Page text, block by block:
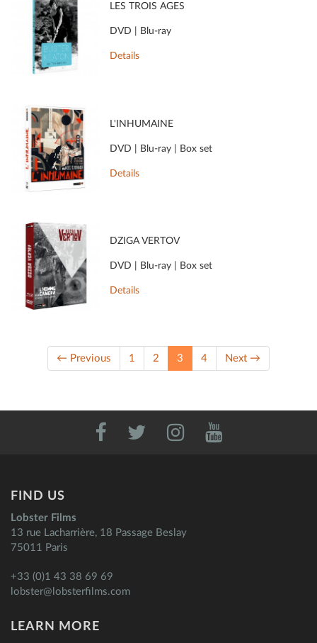
LES TROIS ÂGES
DVD | Blu-ray
Details
L'INHUMAINE
DVD | Blu-ray | Box set
Details
DZIGA VERTOV
DVD | Blu-ray | Box set
Details
← Previous 1 2 3 (current)
4 Next →
FIND US
Lobster Films
13 rue Lacharrière, 18 Passage Beslay
75011 Paris
+33 (0)1 43 38 69 69
lobster@lobsterfilms.com
LEARN MORE